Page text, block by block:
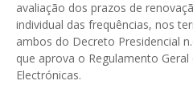
avaliação dos prazos de
individual das frequências, nos
ambos do Decreto Presidencial
que aprova o Regulamento
Electrónicas.